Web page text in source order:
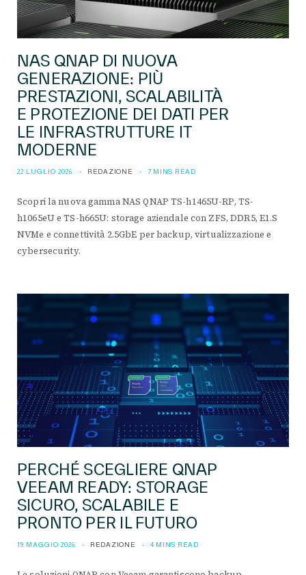
NAS QNAP DI NUOVA
GENERAZIONE: PIÙ
PRESTAZIONI, SCALABILITÀ
E PROTEZIONE DEI DATI PER
LE INFRASTRUTTURE IT
MODERNE
22 LUGLIO 2026 REDAZIONE 7 MINS READ
Scopri la nuova gamma NAS QNAP TS-h1465U-RP, TS-
h1065eU e TS-h665U: storage aziendale con ZFS, DDR5, E1.S
NVMe e connettività 2.5GbE per backup, virtualizzazione e
cybersecurity.
PERCHÉ SCEGLIERE QNAP
VEEAM READY: STORAGE
SICURO, SCALABILE E
PRONTO PER IL FUTURO
19 MAGGIO 2026 REDAZIONE 4 MINS READ